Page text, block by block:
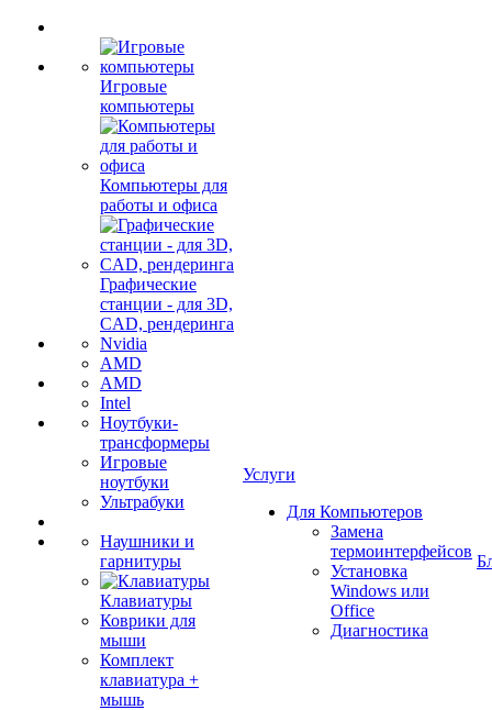
Игровые
компьютеры
Компьютеры для
работы и офиса
Графические
станции - для 3D,
CAD, рендеринга
Nvidia
AMD
AMD
Intel
Ноутбуки-
трансформеры
Игровые
ноутбуки
Ультрабуки
Наушники и
гарнитуры
Клавиатуры
Коврики для
мыши
Комплект
клавиатура +
мышь
Услуги
Для Компьютеров
Замена
термоинтерфейсов
Установка
Windows или
Office
Диагностика